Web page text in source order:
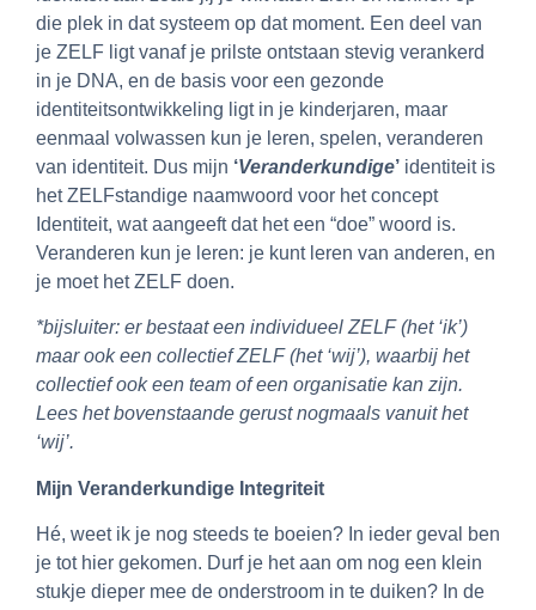
die plek in dat systeem op dat moment. Een deel van
je ZELF ligt vanaf je prilste ontstaan stevig verankerd
in je DNA, en de basis voor een gezonde
identiteitsontwikkeling ligt in je kinderjaren, maar
eenmaal volwassen kun je leren, spelen, veranderen
van identiteit. Dus mijn ‘Veranderkundige’ identiteit is
het ZELFstandige naamwoord voor het concept
Identiteit, wat aangeeft dat het een “doe” woord is.
Veranderen kun je leren: je kunt leren van anderen, en
je moet het ZELF doen.
*bijsluiter: er bestaat een individueel ZELF (het ‘ik’)
maar ook een collectief ZELF (het ‘wij’), waarbij het
collectief ook een team of een organisatie kan zijn.
Lees het bovenstaande gerust nogmaals vanuit het
‘wij’.
Mijn Veranderkundige Integriteit
Hé, weet ik je nog steeds te boeien? In ieder geval ben
je tot hier gekomen. Durf je het aan om nog een klein
stukje dieper mee de onderstroom in te duiken? In de